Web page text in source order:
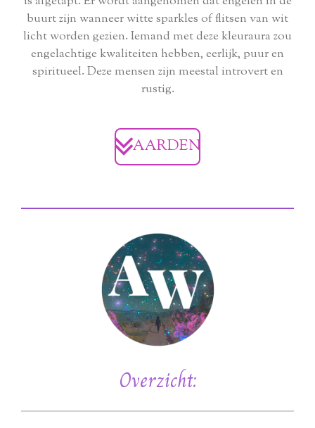
buurt zijn wanneer witte sparkles of flitsen van wit
licht worden gezien. Iemand met deze kleuraura zou
engelachtige kwaliteiten hebben, eerlijk, puur en
spiritueel. Deze mensen zijn meestal introvert en
rustig.
AARDEN
Overzicht: